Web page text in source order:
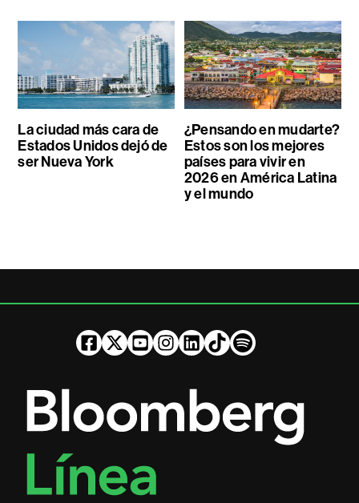
La ciudad más cara de
Estados Unidos dejó de
ser Nueva York
¿Pensando en mudarte?
Estos son los mejores
países para vivir en
2026 en América Latina
y el mundo